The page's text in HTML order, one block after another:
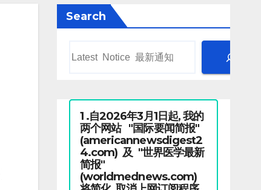
Search
1 .自2026年3月1日起, 我的
两个网站 "国际要闻简报"
(americannewsdigest2
4.com) 及 "世界医学最新
简报"
(worldmednews.com)